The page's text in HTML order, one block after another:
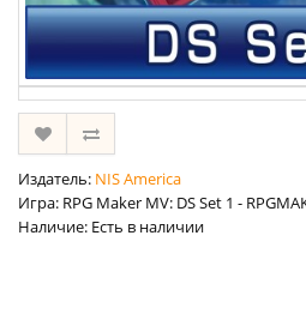
Издатель: NIS America
Игра: RPG Maker MV: DS Set 1 -
Наличие: Есть в наличии